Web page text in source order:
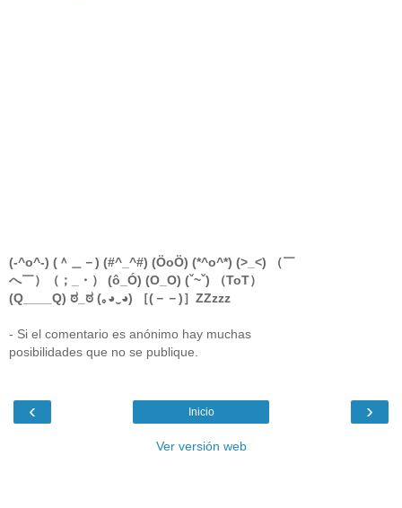
(-^o^-) (＾＿－) (#^_^#) (ÖoÖ) (*^o^*) (>_<) （￣
へ￣）（；_・） (ô_Ó) (O_O) (ˇ~ˇ) （ToT）
(Q____Q) ಠ_ಠ (｡◕‿◕) ［(－－)］ZZzzz
- Si el comentario es anónimo hay muchas
posibilidades que no se publique.
‹ ›
Inicio
Ver versión web